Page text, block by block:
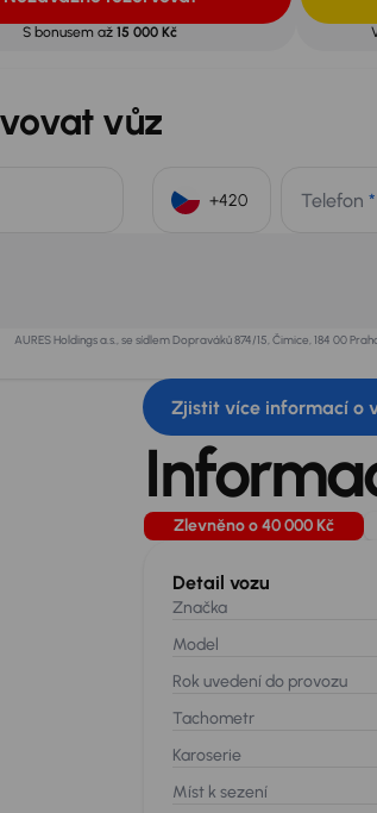
S bonusem až 15 000 Kč
vůz
Telefon *
AURES Holdings a.s., se sídlem Dopraváků 874/15, Čimice, 184 00
Zjistit více informací o
Zlevněno o 40 000 Kč
Detail vozu
Značka
Model
Rok uvedení do provozu
Tachometr
Karoserie
Míst k sezení